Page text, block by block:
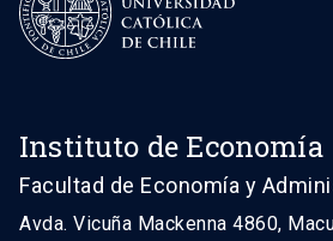
Instituto de Economía
Facultad de Economía y
Avda. Vicuña Mackenna 4860,